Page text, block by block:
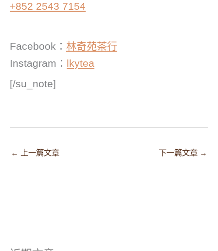
+852 2543 7154
Facebook： 林奇苑茶行
Instagram： lkytea
[/su_note]
← 上一篇文章 下一篇文章 →